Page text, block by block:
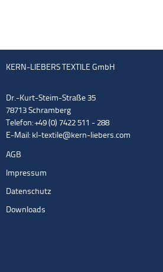
KERN-LIEBERS TEXTILE GmbH
Dr.-Kurt-Steim-Straße 35
78713 Schramberg
Telefon: +49 (0) 7422 511 - 288
E-Mail: kl-textile@kern-liebers.com
AGB
Impressum
Datenschutz
Downloads